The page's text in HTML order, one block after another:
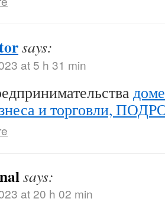
says:
at 5 h 31 min
и торговли,
says:
at 20 h 02 min